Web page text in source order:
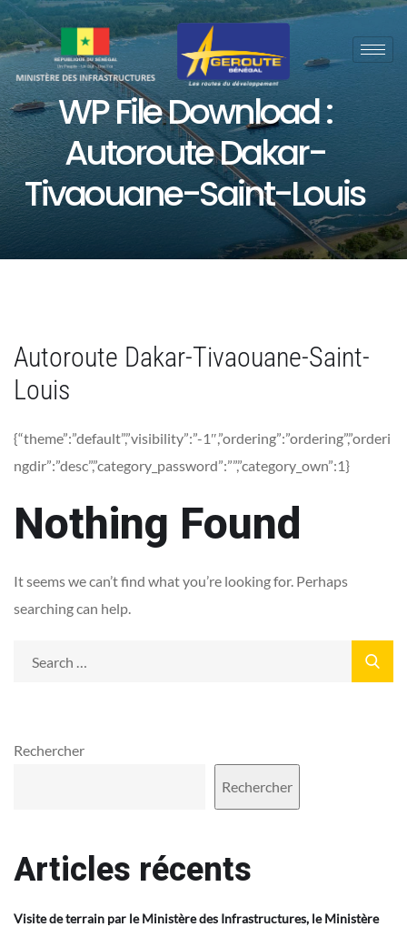
WP File Download :
Autoroute Dakar-
Tivaouane-Saint-Louis
Autoroute Dakar-Tivaouane-Saint-
Louis
{“theme”:”default”,”visibility”:”-1″,”ordering”:”ordering”,”orderi
ngdir”:”desc”,”category_password”:””,”category_own”:1}
Nothing Found
It seems we can’t find what you’re looking for. Perhaps
searching can help.
Rechercher
Rechercher
Articles récents
Visite de terrain par le Ministère des Infrastructures, le Ministère